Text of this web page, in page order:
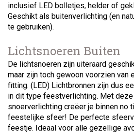
inclusief LED bolletjes, helder of
Geschikt als buitenverlichting (en
te gebruiken).
Lichtsnoeren Buiten
De lichtsnoeren zijn uiteraard
maar zijn toch gewoon voorzien van
fitting. (LED) Lichtbronnen zijn dus
in dit type feestverlichting. Met
snoerverlichting creëer je binnen no
feestelijke sfeer! De perfecte
feestje. Ideaal voor alle gezellige